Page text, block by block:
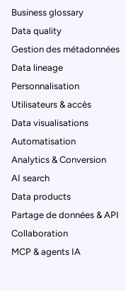
Business glossary
Data quality
Gestion des métadonnées
Data lineage
Personnalisation
Utilisateurs & accès
Data visualisations
Automatisation
Analytics & Conversion
AI search
Data products
Partage de données & API
Collaboration
MCP & agents IA